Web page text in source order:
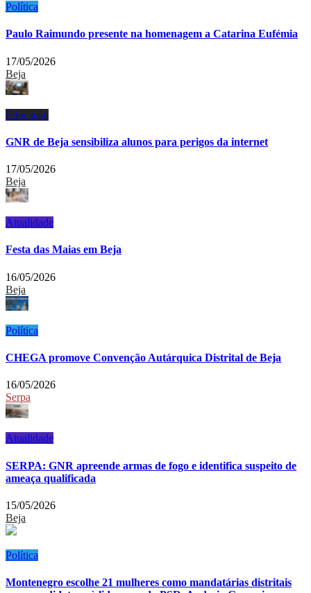
Política
Paulo Raimundo presente na homenagem a Catarina Eufémia
17/05/2026
Beja
Educação
GNR de Beja sensibiliza alunos para perigos da internet
17/05/2026
Beja
Atualidade
Festa das Maias em Beja
16/05/2026
Beja
Política
CHEGA promove Convenção Autárquica Distrital de Beja
16/05/2026
Serpa
Atualidade
SERPA: GNR apreende armas de fogo e identifica suspeito de
ameaça qualificada
15/05/2026
Beja
Política
Montenegro escolhe 21 mulheres como mandatárias distritais